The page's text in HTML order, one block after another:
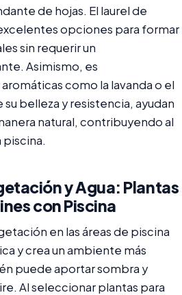
de hojas. El laurel de
opciones para formar
sin requerir un
Asimismo, es
como la lavanda o el
belleza y resistencia, ayudan
natural, contribuyendo al
piscina.
y Agua: Plantas
con Piscina
en las áreas de piscina
y crea un ambiente más
puede aportar sombra y
Al seleccionar plantas para